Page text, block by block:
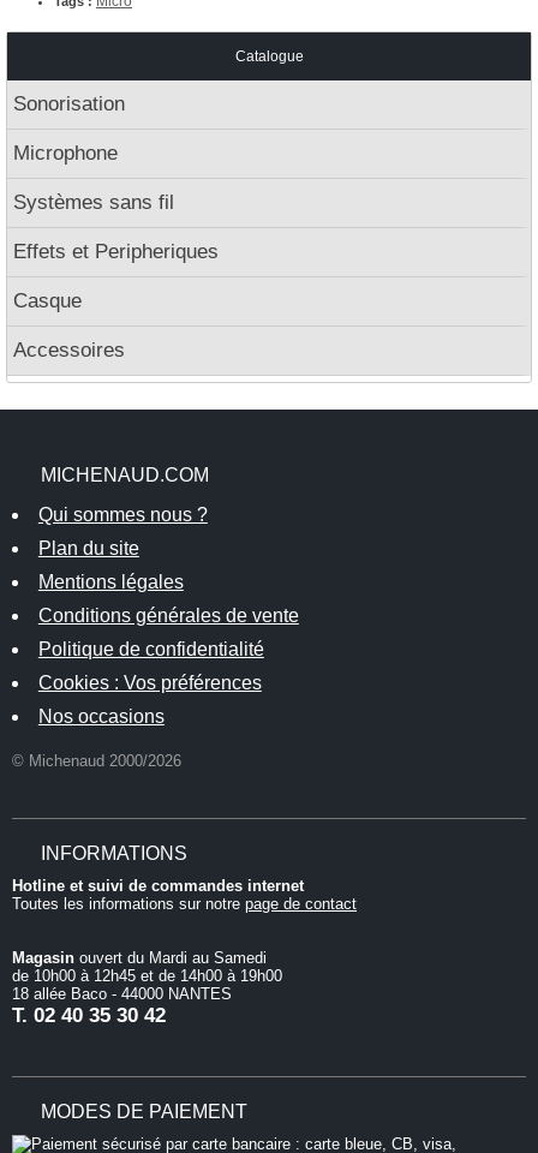
Catalogue
Sonorisation
Microphone
Systèmes sans fil
Effets et Peripheriques
Casque
Accessoires
MICHENAUD.COM
Qui sommes nous ?
Plan du site
Mentions légales
Conditions générales de vente
Politique de confidentialité
Cookies : Vos préférences
Nos occasions
© Michenaud 2000/2026
INFORMATIONS
Hotline et suivi de commandes internet
Toutes les informations sur notre page de contact
Magasin ouvert du Mardi au Samedi
de 10h00 à 12h45 et de 14h00 à 19h00
18 allée Baco - 44000 NANTES
T. 02 40 35 30 42
MODES DE PAIEMENT